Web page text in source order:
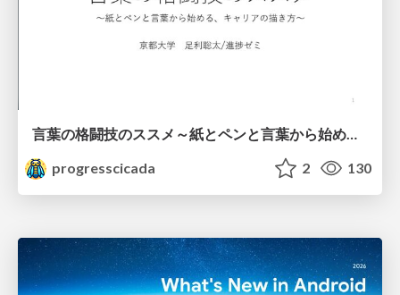
言葉の格闘技のススメ～紙とペンと言葉から始める、キャリアの描き方～
progresscicada
2 130